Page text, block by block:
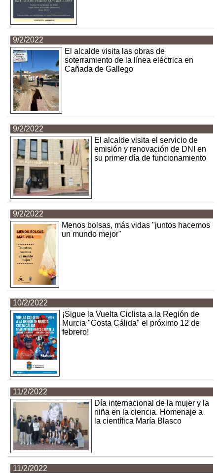
9/2/2022
El alcalde visita las obras de
soterramiento de la línea eléctrica en
Cañada de Gallego
9/2/2022
El alcalde visita el servicio de
emisión y renovación de DNI en
su primer día de funcionamiento
9/2/2022
Menos bolsas, más vidas "juntos hacemos
un mundo mejor"
10/2/2022
¡Sigue la Vuelta Ciclista a la Región de
Murcia "Costa Cálida" el próximo 12 de
febrero!
11/2/2022
Día internacional de la mujer y la
niña en la ciencia. Homenaje a
la científica María Blasco
11/2/2022